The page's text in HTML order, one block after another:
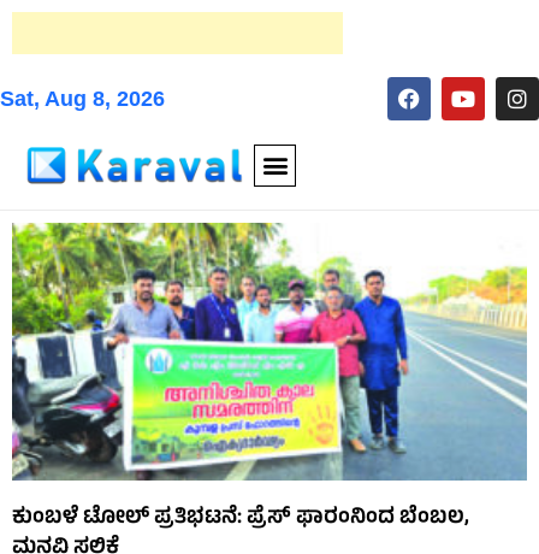
Sat, Aug 8, 2026
ಕುಂಬಳೆ ಟೋಲ್ ಪ್ರತಿಭಟನೆ: ಪ್ರೆಸ್ ಫಾರಂನಿಂದ ಬೆಂಬಲ,